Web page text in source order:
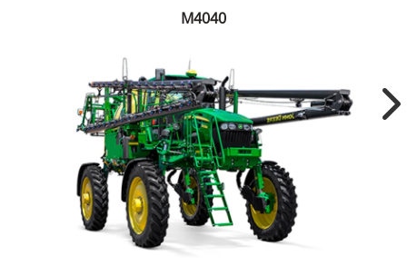
M4040